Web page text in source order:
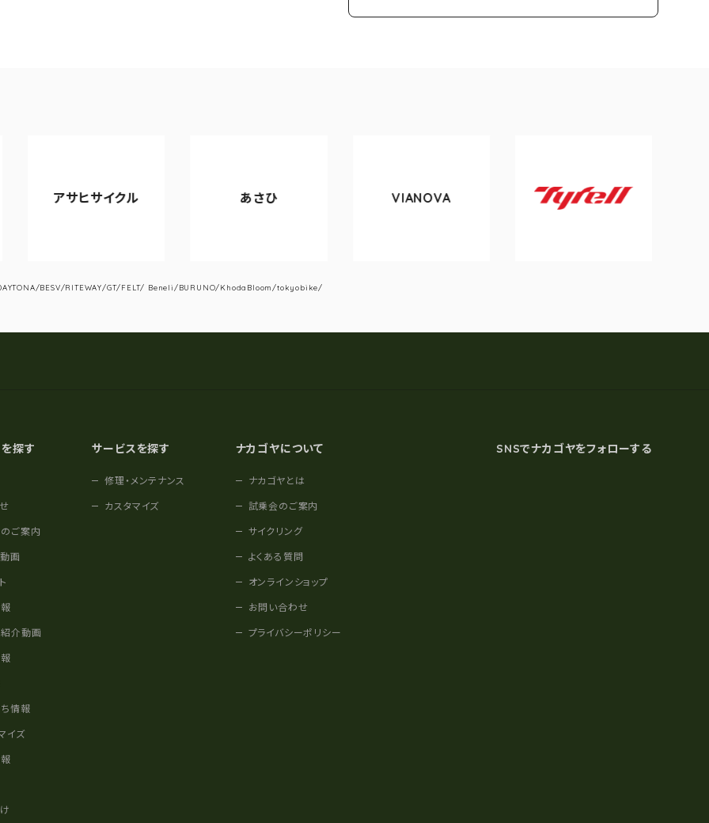
アサヒサイクル あさひ VIANOVA
Tyrell
BESV/RITEWAY/GT/FELT/ Beneli/BURUNO/KhodaBloom/tokyobike/
探す
ご案内
画
介動画
情報
イズ
サービスを探す
修理・メンテナンス
カスタマイズ
ナカゴヤについて
ナカゴヤとは
試乗会のご案内
サイクリング
よくある質問
オンラインショップ
お問い合わせ
プライバシーポリシー
SNSでナカゴヤをフォローする